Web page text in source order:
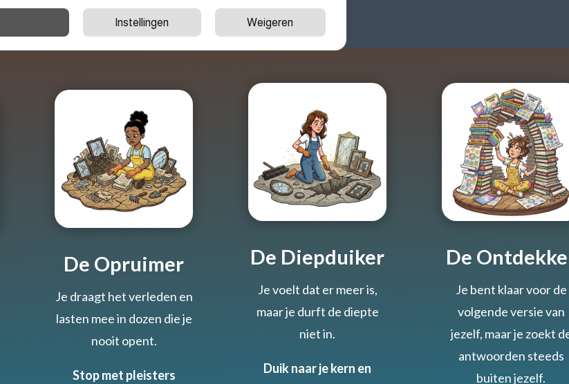
De Opruimer
Je draagt het verleden en
lasten mee in dozen die je
nooit opent.
Stop met pleisters
De Diepduiker
Je voelt dat er meer is,
maar je durft de diepte
niet in.
Duik naar je kern en
De
Je bent klaar voor de
volgende versie van
jezelf, maar je zoekt
antwoorden steeds
buiten jezelf.
Instellingen Weigeren